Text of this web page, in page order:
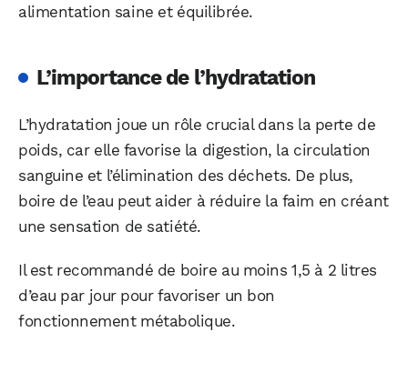
alimentation saine et équilibrée.
L’importance de l’hydratation
L’hydratation joue un rôle crucial dans la perte de
poids, car elle favorise la digestion, la circulation
sanguine et l’élimination des déchets. De plus,
boire de l’eau peut aider à réduire la faim en créant
une sensation de satiété.
Il est recommandé de boire au moins 1,5 à 2 litres
d’eau par jour pour favoriser un bon
fonctionnement métabolique.